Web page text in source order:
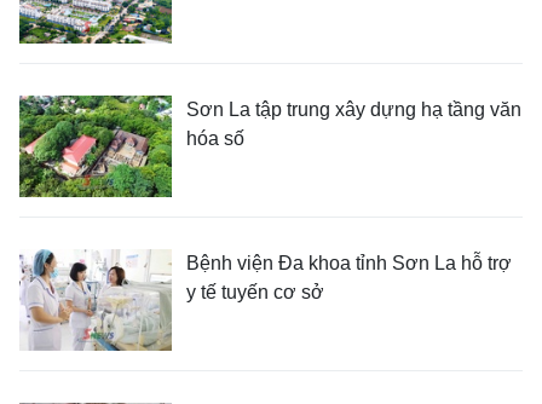
Sơn La tập trung xây dựng hạ tầng văn
hóa số
Bệnh viện Đa khoa tỉnh Sơn La hỗ trợ
y tế tuyến cơ sở